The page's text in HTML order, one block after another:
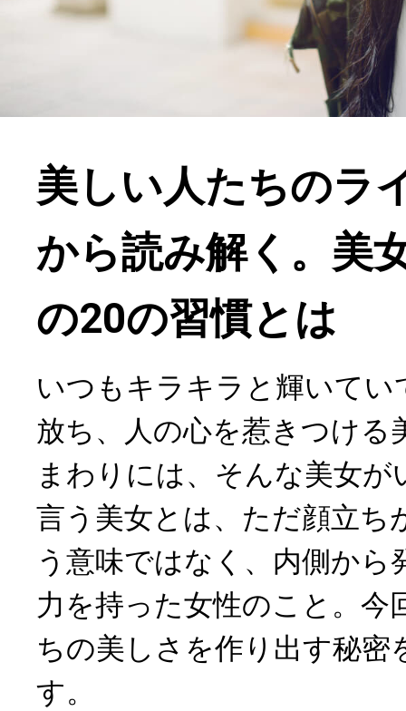
美しい人たちのラ
から読み解く。美
の20の習慣とは
いつもキラキラと輝いてい
放ち、人の心を惹きつける
まわりには、そんな美女
言う美女とは、ただ顔立ち
う意味ではなく、内側から
力を持った女性のこと。今
ちの美しさを作り出す秘密
す。